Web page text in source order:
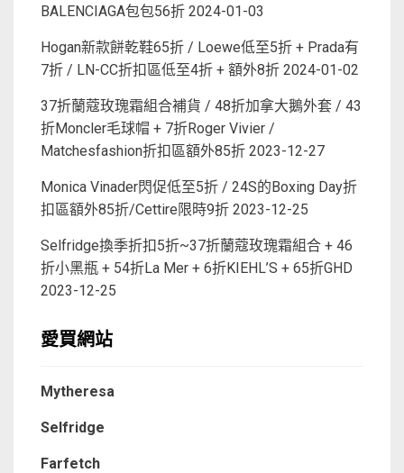
BALENCIAGA包包56折 2024-01-03
Hogan新款餅乾鞋65折 / Loewe低至5折 + Prada有
7折 / LN-CC折扣區低至4折 + 額外8折 2024-01-02
37折蘭蔻玫瑰霜組合補貨 / 48折加拿大鵝外套 / 43
折Moncler毛球帽 + 7折Roger Vivier /
Matchesfashion折扣區額外85折 2023-12-27
Monica Vinader閃促低至5折 / 24S的Boxing Day折
扣區額外85折/Cettire限時9折 2023-12-25
Selfridge換季折扣5折~37折蘭蔻玫瑰霜組合 + 46
折小黑瓶 + 54折La Mer + 6折KIEHL’S + 65折GHD
2023-12-25
愛買網站
Mytheresa
Selfridge
Farfetch